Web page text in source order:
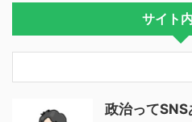
サイト
政治って